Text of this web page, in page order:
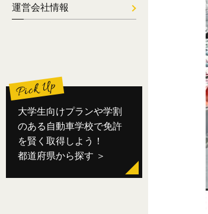
運営会社情報
大学生向けプランや学割
のある自動車学校で免許
を賢く取得しよう！
都道府県から探す ＞